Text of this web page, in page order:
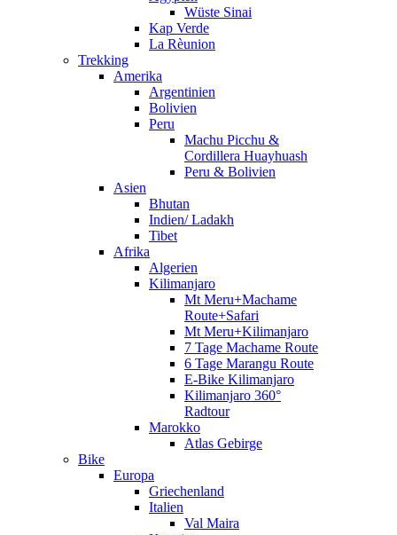
Wüste Sinai
Kap Verde
La Rèunion
Trekking
Amerika
Argentinien
Bolivien
Peru
Machu Picchu &
Cordillera Huayhuash
Peru & Bolivien
Asien
Bhutan
Indien/ Ladakh
Tibet
Afrika
Algerien
Kilimanjaro
Mt Meru+Machame
Route+Safari
Mt Meru+Kilimanjaro
7 Tage Machame Route
6 Tage Marangu Route
E-Bike Kilimanjaro
Kilimanjaro 360°
Radtour
Marokko
Atlas Gebirge
Bike
Europa
Griechenland
Italien
Val Maira